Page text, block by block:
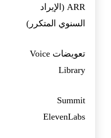
ARR (الإيراد
السنوي المتكرر)
تعويضات Voice
Library
Summit
ElevenLabs